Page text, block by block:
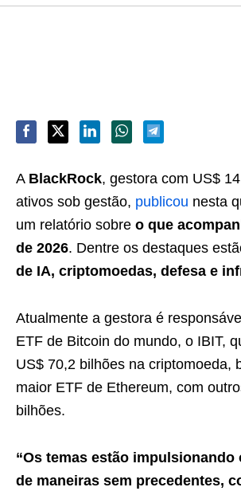
A BlackRock, gestora com US$
ativos sob gestão, publicou nesta
um relatório sobre o que
de 2026. Dentre os destaques
de IA, criptomoedas, defesa e
Atualmente a gestora é
ETF de Bitcoin do mundo, o IBIT,
US$ 70,2 bilhões na criptomoeda,
maior ETF de Ethereum, com
bilhões.
“Os temas estão impulsionando
de maneiras sem precedentes,